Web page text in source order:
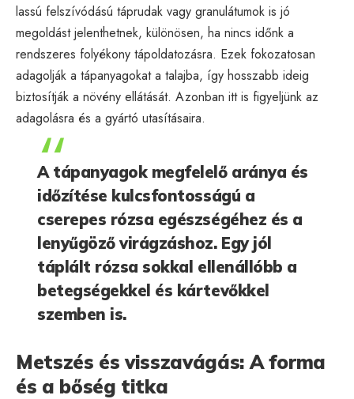
lassú felszívódású táprudak vagy granulátumok is jó
megoldást jelenthetnek, különösen, ha nincs időnk a
rendszeres folyékony tápoldatozásra. Ezek fokozatosan
adagolják a tápanyagokat a talajba, így hosszabb ideig
biztosítják a növény ellátását. Azonban itt is figyeljünk az
adagolásra és a gyártó utasításaira.
A tápanyagok megfelelő aránya és
időzítése kulcsfontosságú a
cserepes rózsa egészségéhez és a
lenyűgöző virágzáshoz. Egy jól
táplált rózsa sokkal ellenállóbb a
betegségekkel és kártevőkkel
szemben is.
Metszés és visszavágás: A forma
és a bőség titka